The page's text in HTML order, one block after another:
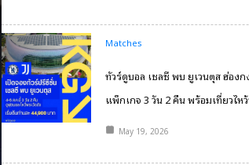
Matches
ทัวร์ดูบอล เชลซี พบ ยูเวนตุส ฮ่องก
แพ็กเกจ 3 วัน 2 คืน พร้อมเที่ยวไห
May 19, 2026